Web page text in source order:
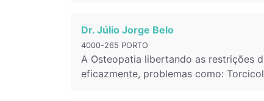
Dr. Júlio Jorge Belo
4000-265 PORTO
A Osteopatia libertando as restrições
eficazmente, problemas como: